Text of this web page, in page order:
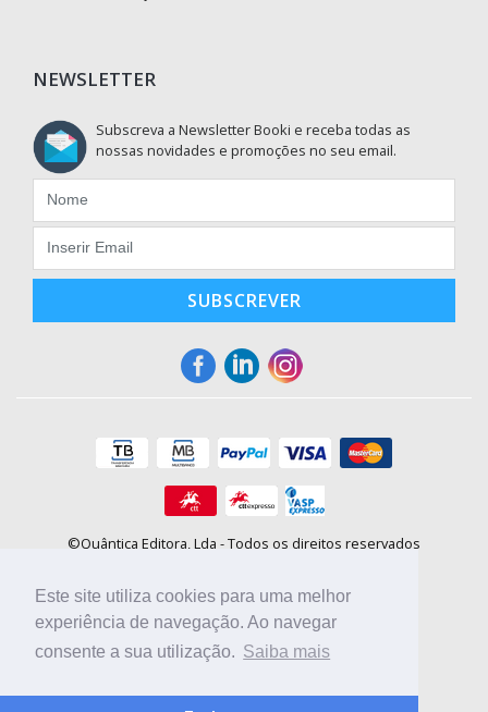
Este site utiliza cookies para uma melhor
experiência de navegação. Ao navegar
consente a sua utilização. Saiba mais
NEWSLETTER
Subscreva a Newsletter Booki e receba todas as
nossas novidades e promoções no seu email.
SUBSCREVER
©Quântica Editora, Lda - Todos os direitos reservados
E-mail: info@booki.pt
Tel.: +351 220 104 872(custo de chamada para a rede fixa